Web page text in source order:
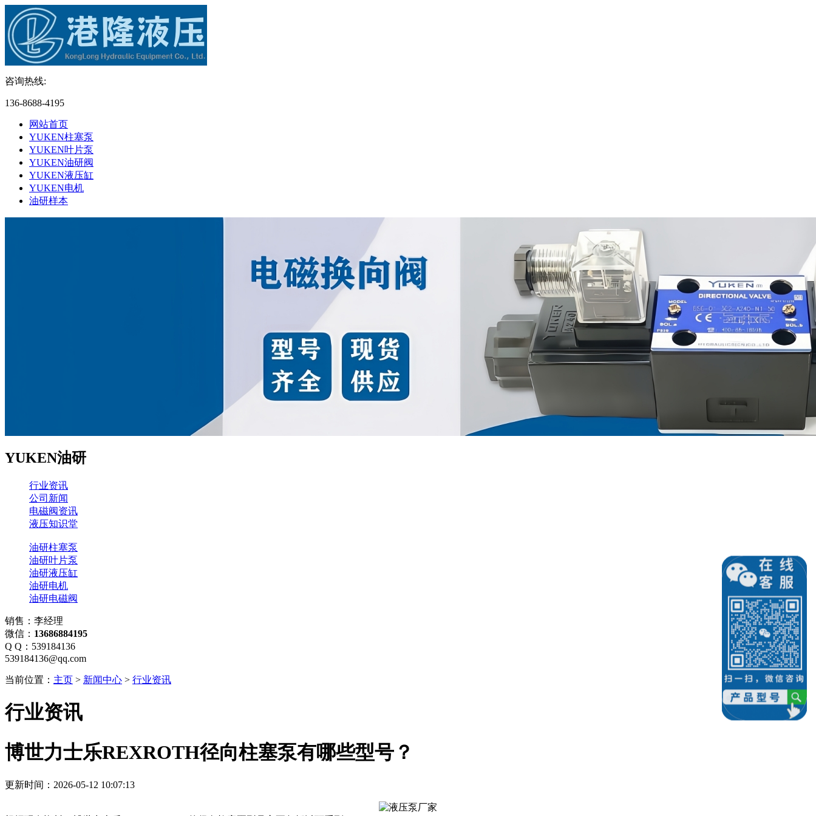
咨询热线:
136-8688-4195
网站首页
YUKEN柱塞泵
YUKEN叶片泵
YUKEN油研阀
YUKEN液压缸
YUKEN电机
油研样本
YUKEN油研
行业资讯
公司新闻
电磁阀资讯
液压知识堂
油研柱塞泵
油研叶片泵
油研液压缸
油研电机
油研电磁阀
销售：李经理
微信： 13686884195
Q Q：539184136
539184136@qq.com
当前位置： 主页 > 新闻中心 > 行业资讯
行业资讯
博世力士乐REXROTH径向柱塞泵有哪些型号？
更新时间：2026-05-12 10:07:13